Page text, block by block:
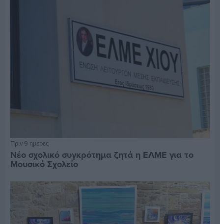
Πριν 9 ημέρες
Νέο σχολικό συγκρότημα ζητά η ΕΛΜΕ για το
Μουσικό Σχολείο